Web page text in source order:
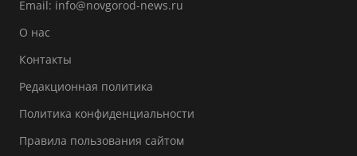
Email: info@novgorod-news.ru
О нас
Контакты
Редакционная политика
Политика конфиденциальности
Правила пользования сайтом